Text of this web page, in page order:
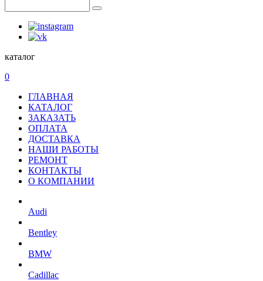
каталог
0
ГЛАВНАЯ
КАТАЛОГ
ЗАКАЗАТЬ
ОПЛАТА
ДОСТАВКА
НАШИ РАБОТЫ
РЕМОНТ
КОНТАКТЫ
О КОМПАНИИ
Audi
Bentley
BMW
Cadillac